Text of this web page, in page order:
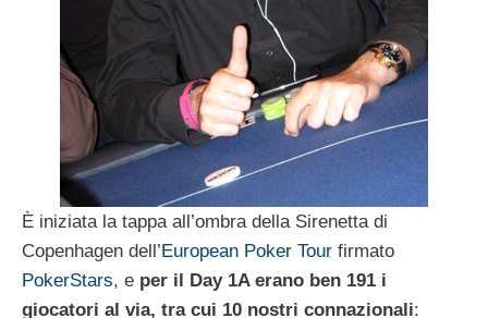
È iniziata la tappa all’ombra della Sirenetta di
Copenhagen dell’European Poker Tour firmato
PokerStars, e per il Day 1A erano ben 191 i
giocatori al via, tra cui 10 nostri connazionali: